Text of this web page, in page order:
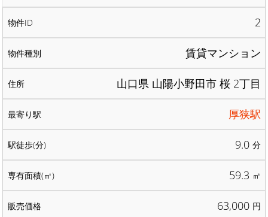
2
賃貸マンション
山口県 山陽小野田市 桜 2丁目
厚狭駅
9.0 分
59.3 ㎡
63,000 円